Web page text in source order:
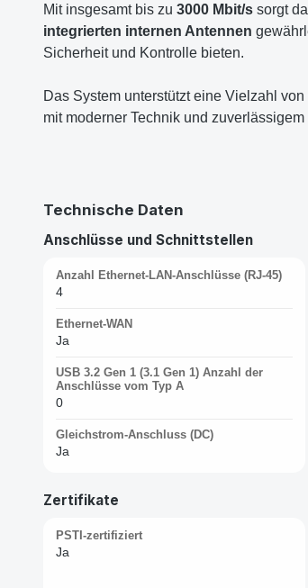
Mit insgesamt bis zu 3000 Mbit/s sorgt
integrierten internen Antennen
Sicherheit und Kontrolle bieten.
Das System unterstützt eine Vielzahl
mit moderner Technik und
Technische Daten
Anschlüsse und Schnittstellen
Anzahl Ethernet-LAN-Anschlüsse (RJ-45)
4
Ethernet-WAN
Ja
USB 3.2 Gen 1 (3.1 Gen 1) Anzahl der
Anschlüsse vom Typ A
0
Gleichstrom-Anschluss (DC)
Ja
Zertifikate
PSTI-zertifiziert
Ja